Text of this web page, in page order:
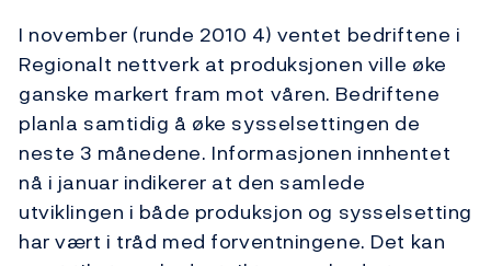
I november (runde 2010 4) ventet bedriftene i
Regionalt nettverk at produksjonen ville øke
ganske markert fram mot våren. Bedriftene
planla samtidig å øke sysselsettingen de
neste 3 månedene. Informasjonen innhentet
nå i januar indikerer at den samlede
utviklingen i både produksjon og sysselsetting
har vært i tråd med forventningene. Det kan